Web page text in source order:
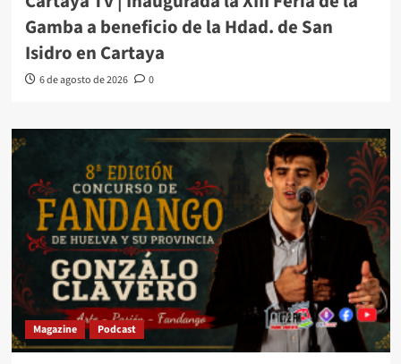
Gamba a beneficio de la Hdad. de San
Isidro en Cartaya
6 de agosto de 2026 0
Magazine Podcast